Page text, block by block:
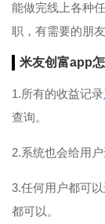
能做完线上各种
职，有需要的朋
米友创富app
1.所有的收益记录
查询。
2.系统也会给用
3.任何用户都可
都可以。